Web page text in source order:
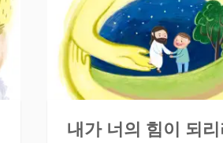
내가 너의 힘이 되